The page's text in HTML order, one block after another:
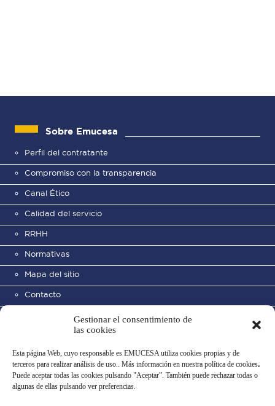
Gestionar el consentimiento de
las cookies
Esta página Web, cuyo responsable es EMUCESA utiliza cookies propias y de
terceros para realizar análisis de uso.. Más información en nuestra política de cookies.
Puede aceptar todas las cookies pulsando "Aceptar”. También puede rechazar todas o
algunas de ellas pulsando ver preferencias.
Cementerio Municipal de San
José
Sobre Emucesa
Perfil del contratante
Compromiso con la transparencia
Canal Ético
Calidad del servicio
RRHH
Normativas
Mapa del sitio
Contacto